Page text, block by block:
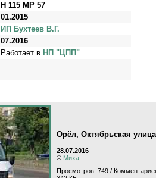
Н 115 МР 57
01.2015
ИП Бухтеев В.Г.
07.2016
Работает в НП "ЦПП"
Орёл, Октябрьская улица
28.07.2016
© Миха
Просмотров: 749 /